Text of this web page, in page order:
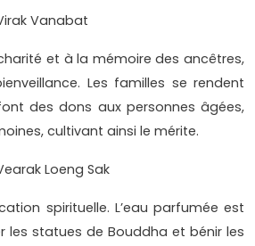
Vanabat
et à la mémoire des ancêtres,
Les familles se rendent
des dons aux personnes âgées,
cultivant ainsi le mérite.
Loeng Sak
spirituelle. L’eau parfumée est
les statues de Bouddha et bénir les